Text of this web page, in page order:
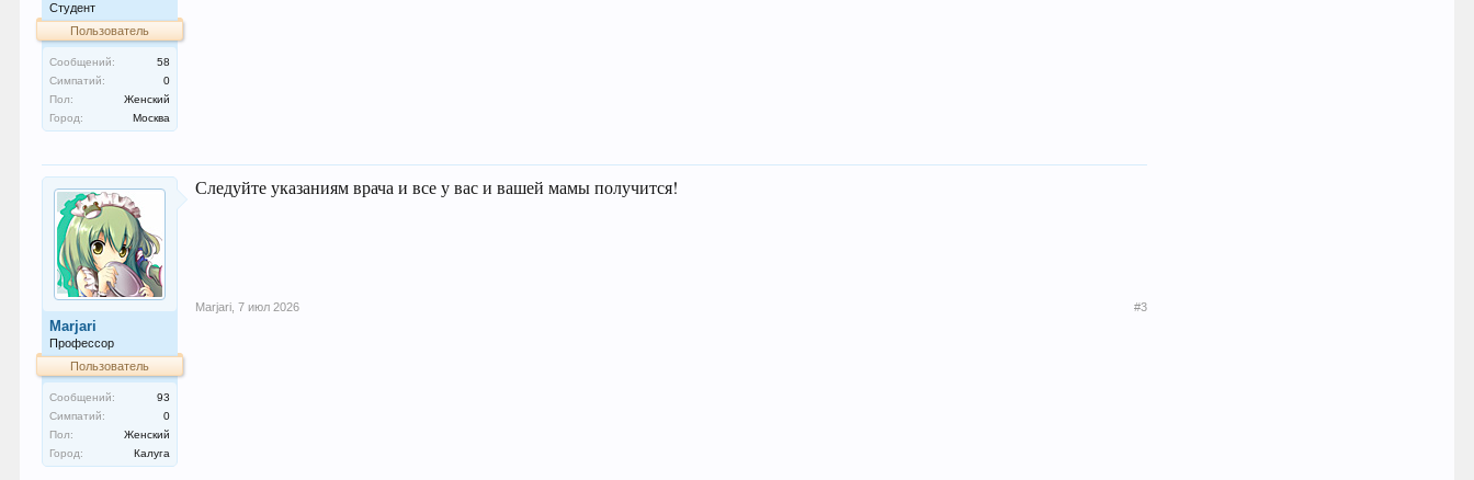
Студент
Пользователь
Сообщений:
58
Симпатий:
0
Пол:
Женский
Город:
Москва
Marjari
Профессор
Пользователь
Сообщений:
93
Симпатий:
0
Пол:
Женский
Город:
Калуга
Следуйте указаниям врача и все у вас и вашей мамы получится!
Marjari 7 июл 2026 #3